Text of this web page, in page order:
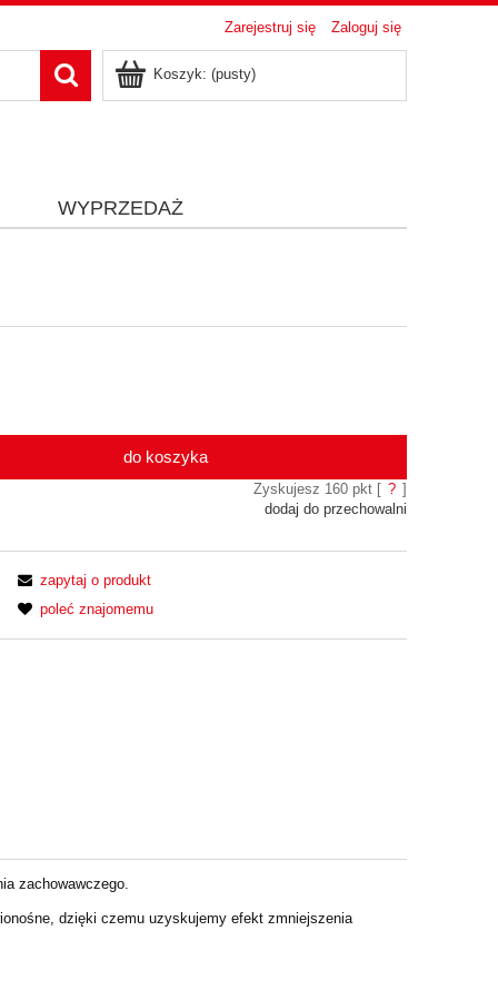
Zarejestruj się Zaloguj się
Koszyk: (pusty)
WYPRZEDAŻ
do koszyka
Zyskujesz 160pkt [ ? ]
dodaj do przechowalni
zapytaj o produkt
poleć znajomemu
zachowawczego.
dzięki czemu uzyskujemy efekt zmniejszenia